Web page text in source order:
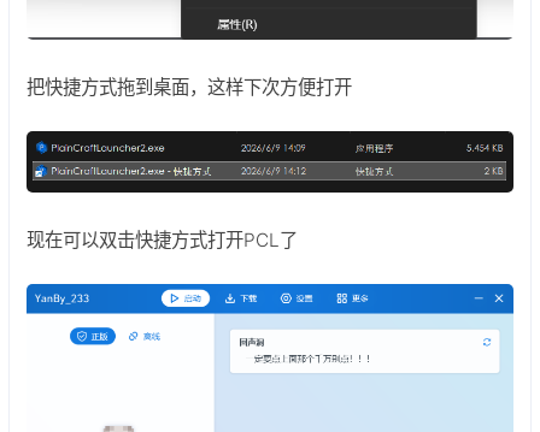
把快捷方式拖到桌面，这样下次方便打开
现在可以双击快捷方式打开PCL了